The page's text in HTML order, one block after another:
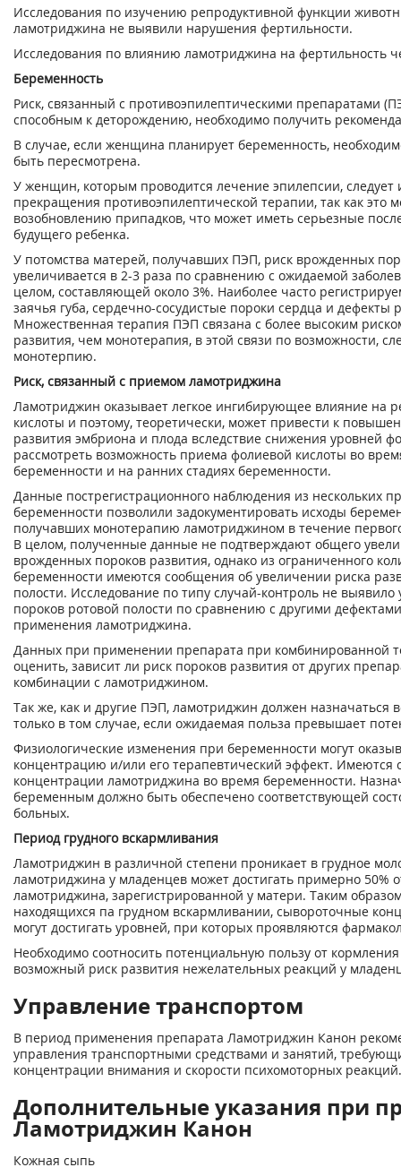
Исследования по изучению репродуктивной функции
ламотриджина не выявили нарушения фертильности.
Исследования по влиянию ламотриджина на фертильность
Беременность
Риск, связанный с противоэпилептическими препаратами
способным к деторождению, необходимо получить
В случае, если женщина планирует беременность,
быть пересмотрена.
У женщин, которым проводится лечение эпилепсии, следует
прекращения противоэпилептической терапии, так как это
возобновлению припадков, что может иметь серьезные
будущего ребенка.
У потомства матерей, получавших ПЭП, риск врожденных
увеличивается в 2-3 раза по сравнению с ожидаемой
целом, составляющей около 3%. Наиболее часто
заячья губа, сердечно-сосудистые пороки сердца и дефекты
Множественная терапия ПЭП связана с более высоким
развития, чем монотерапия, в этой связи по возможности,
монотерпию.
Риск, связанный с приемом ламотриджина
Ламотриджин оказывает легкое ингибирующее влияние на
кислоты и поэтому, теоретически, может привести к
развития эмбриона и плода вследствие снижения уровней
рассмотреть возможность приема фолиевой кислоты во
беременности и на ранних стадиях беременности.
Данные пострегистрационного наблюдения из нескольких
беременности позволили задокументировать исходы
получавших монотерапию ламотриджином в течение
В целом, полученные данные не подтверждают общего
врожденных пороков развития, однако из ограниченного
беременности имеются сообщения об увеличении риска
полости. Исследование по типу случай-контроль не
пороков ротовой полости по сравнению с другими
применения ламотриджина.
Данных при применении препарата при комбинированной
оценить, зависит ли риск пороков развития от других
комбинации с ламотриджином.
Так же, как и другие ПЭП, ламотриджин должен назначаться
только в том случае, если ожидаемая польза превышает
Физиологические изменения при беременности могут
концентрацию и/или его терапевтический эффект.
концентрации ламотриджина во время беременности.
беременным должно быть обеспечено соответствующей
больных.
Период грудного вскармливания
Ламотриджин в различной степени проникает в грудное
ламотриджина у младенцев может достигать примерно 50%
ламотриджина, зарегистрированной у матери. Таким
находящихся па грудном вскармливании, сывороточные
могут достигать уровней, при которых проявляются
Необходимо соотносить потенциальную пользу от
возможный риск развития нежелательных реакций у
Управление транспортом
В период применения препарата Ламотриджин Канон
управления транспортными средствами и занятий,
концентрации внимания и скорости психомоторных реакций.
Дополнительные указания при
Ламотриджин Канон
Кожная сыпь